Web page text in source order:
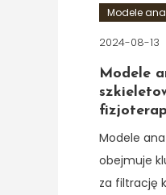
Modele
2024-08-13
Modele
Modele
obejmuje
za filtrację